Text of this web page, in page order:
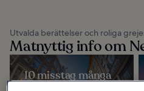
Utvalda berättelser och roliga
Matnyttig info om
10 misstag många